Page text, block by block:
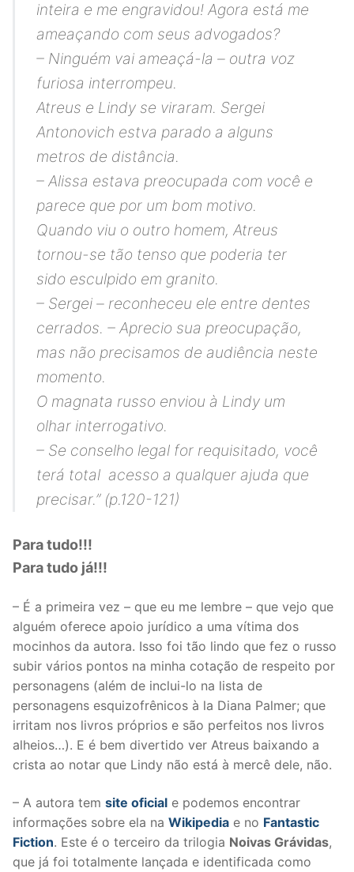
inteira e me engravidou! Agora está me
ameaçando com seus advogados?
– Ninguém vai ameaçá-la – outra voz
furiosa interrompeu.
Atreus e Lindy se viraram. Sergei
Antonovich estva parado a alguns
metros de distância.
– Alissa estava preocupada com você e
parece que por um bom motivo.
Quando viu o outro homem, Atreus
tornou-se tão tenso que poderia ter
sido esculpido em granito.
– Sergei – reconheceu ele entre dentes
cerrados. – Aprecio sua preocupação,
mas não precisamos de audiência neste
momento.
O magnata russo enviou à Lindy um
olhar interrogativo.
– Se conselho legal for requisitado, você
terá total acesso a qualquer ajuda que
precisar.” (p.120-121)
Para tudo!!!
Para tudo já!!!
– É a primeira vez – que eu me lembre – que vejo que
alguém oferece apoio jurídico a uma vítima dos
mocinhos da autora. Isso foi tão lindo que fez o russo
subir vários pontos na minha cotação de respeito por
personagens (além de inclui-lo na lista de
personagens esquizofrênicos à la Diana Palmer; que
irritam nos livros próprios e são perfeitos nos livros
alheios…). E é bem divertido ver Atreus baixando a
crista ao notar que Lindy não está à mercê dele, não.
– A autora tem site oficial e podemos encontrar
informações sobre ela na Wikipedia e no Fantastic
Fiction. Este é o terceiro da trilogia Noivas Grávidas,
que já foi totalmente lançada e identificada como